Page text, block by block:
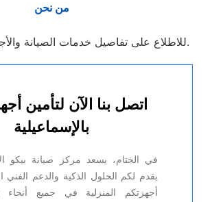
من نحن
للاطلاع على تفاصيل خدمات الصيانة والأجهزة التي يتم دعمها.
اتصل بنا الآن لتأمين
بالإسماعيلية
في الختام، يسعد مركز صيانة بيكو
يقدم لكم الحلول الذكية والدعم الفني
أجهزتكم المنزلية في جميع